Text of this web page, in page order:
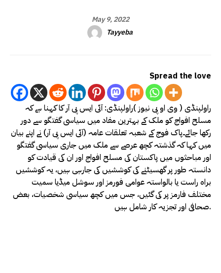
May 9, 2022
Tayyeba
Spread the love
راولپنڈی ( وی او پی نیوز )راولپنڈی: آئی ایس پی آر کا کہنا ہے کہ
مسلح افواج کو ملک کے بہترین مفاد میں سیاسی گفتگو سے دور
رکھا جائے۔پاک فوج کے شعبہ تعلقات عامہ (آئی ایس پی آر) نے اپنے بیان
میں کہا کہ گذشتہ کچھ عرصے سے ملک میں جاری سیاسی گفتگو
اور مباحثوں میں پاکستان کی مسلح افواج اور ان کی قیادت کو
دانستہ طور پر گھسیٹنے کی کوششیں کی جارہی ہیں، یہ کوششیں
براہ راست یا بالواستہ عوامی فورمز اور سوشل میڈیا سمیت
مختلف فارمز پر کی گئیں، جس میں کچھ سیاسی شخصیات، بعض
صحافی اور تجزیہ کار شامل ہیں.